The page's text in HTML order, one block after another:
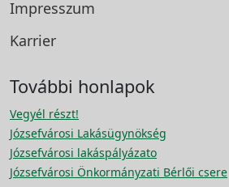
Impresszum
Karrier
További honlapok
Vegyél részt!
Józsefvárosi Lakásügynökség
Józsefvárosi lakáspályázato
Józsefvárosi Önkormányzati Bérlői csere